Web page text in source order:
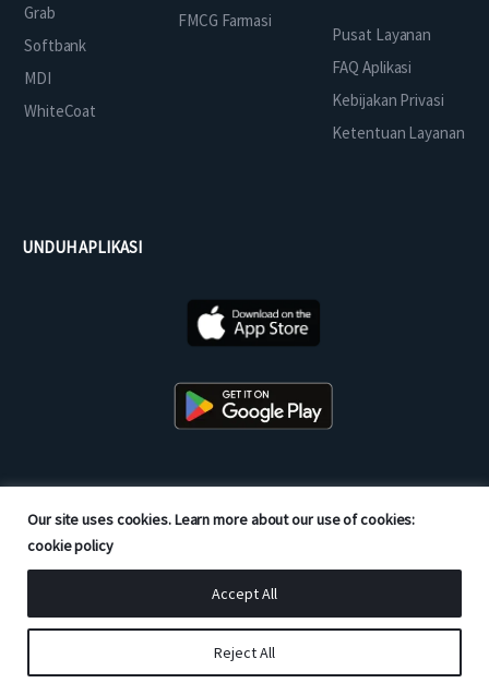
Our site uses cookies. Learn more about our use of cookies:
cookie policy
Reject All
Accept All
Grab
Softbank
MDI
WhiteCoat
FMCG Farmasi
Pusat Layanan
FAQ Aplikasi
Kebijakan Privasi
Ketentuan Layanan
UNDUH APLIKASI
Mitra Resmi dari